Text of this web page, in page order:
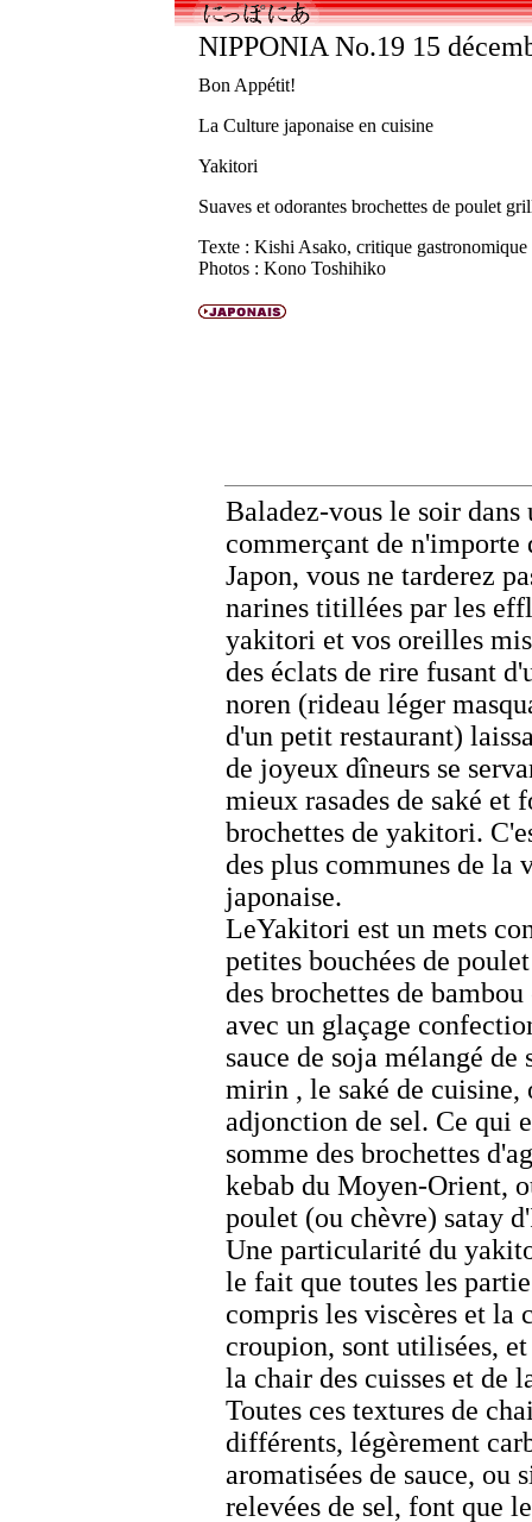
NIPPONIA No.19 15
Bon Appétit!
La Culture japonaise en cuisine
Yakitori
Suaves et odorantes brochettes de poulet
Texte : Kishi Asako, critique gastronomique
Photos : Kono Toshihiko
Baladez-vous le soir dans
commerçant de
Japon, vous ne tarderez
narines titillées par les
yakitori et vos oreilles
des éclats de rire fusant
noren (rideau léger
d'un petit restaurant)
de joyeux dîneurs se
mieux rasades de saké et
brochettes de yakitori.
des plus communes de la
japonaise.
LeYakitori est un mets
petites bouchées de
des brochettes de
avec un glaçage
sauce de soja mélangé de
mirin , le saké de cuisine,
adjonction de sel. Ce qui
somme des brochettes
kebab du Moyen-Orient,
poulet (ou chèvre) satay
Une particularité du
le fait que toutes les
compris les viscères et la
croupion, sont utilisées,
la chair des cuisses et de
Toutes ces textures de
différents, légèrement
aromatisées de sauce, ou
relevées de sel, font que